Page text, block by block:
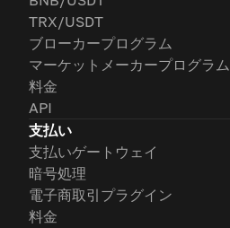
TRX/USDT
ブローカープログラム
マーケットメーカープログラム
料金
API
支払い
支払いゲートウェイ
暗号処理
電子商取引プラグイン
料金